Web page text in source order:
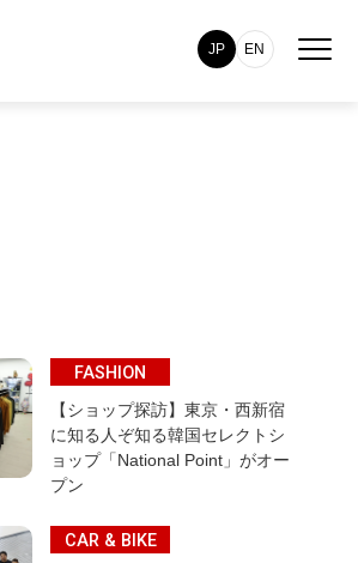
JP EN
FASHION
【ショップ探訪】東京・西新宿
に知る人ぞ知る韓国セレクトシ
ョップ「National Point」がオー
プン
CAR & BIKE